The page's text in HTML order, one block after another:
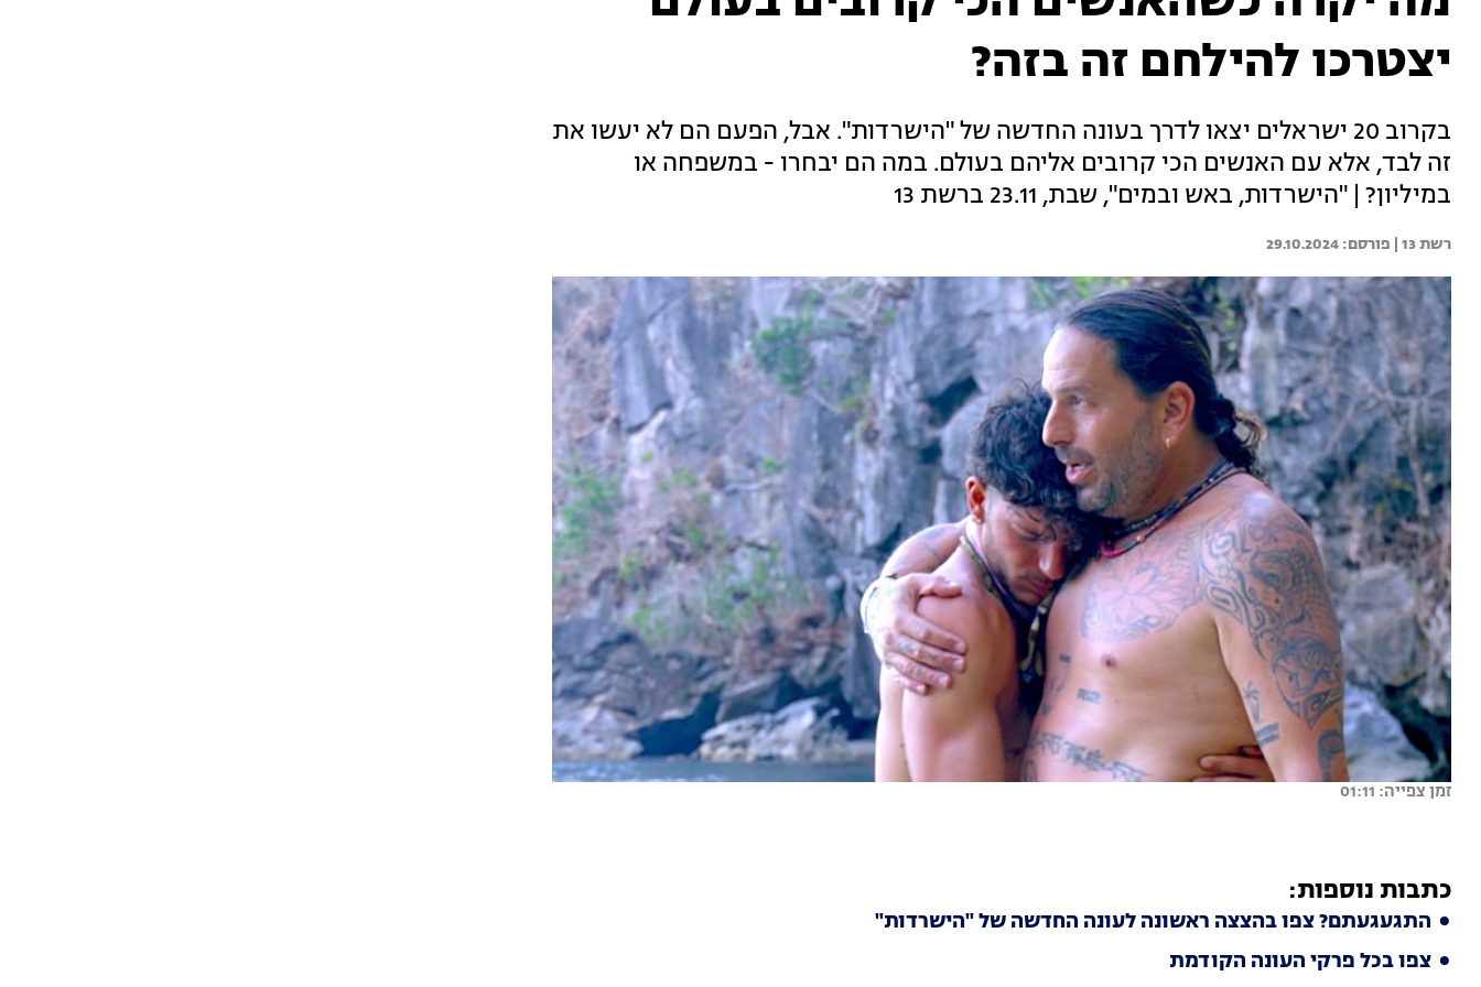
יצטרכו להילחם זה בזה?
בקרוב 20 ישראלים יצאו לדרך בעונה החדשה של "הישרדות". אבל, הפעם הם לא יעשו את
זה לבד, אלא עם האנשים הכי קרובים אליהם בעולם. במה הם יבחרו - במשפחה או
במיליון? | "הישרדות, באש ובמים", שבת, 23.11 ברשת 13
רשת 13 | 29.10.2024
זמן צפייה: 01:11
כתבות נוספות:
התגעגעתם? צפו בהצצה ראשונה לעונה החדשה של "הישרדות"
צפו בכל פרקי העונה הקודמת